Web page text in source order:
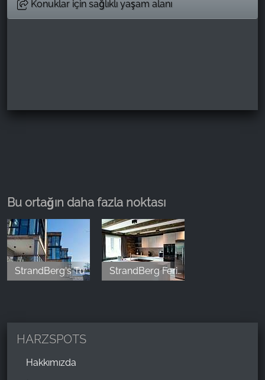
Konuklar için sağlıklı yaşam alanı
Bu ortağın daha fazla noktası
StrandBerg's Turmhäuser Braunlage StrandBerg Ferienwohnungen
HARZSPOTS
Hakkımızda